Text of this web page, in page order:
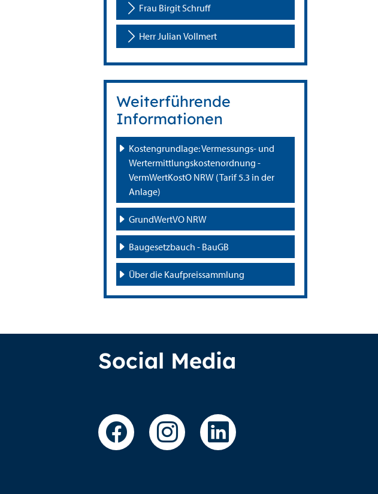
Frau Birgit Schruff
Herr Julian Vollmert
Weiterführende
Informationen
Kostengrundlage: Vermessungs- und
Wertermittlungskostenordnung -
VermWertKostO NRW (Tarif 5.3 in der
Anlage)
GrundWertVO NRW
Baugesetzbauch - BauGB
Über die Kaufpreissammlung
Social Media